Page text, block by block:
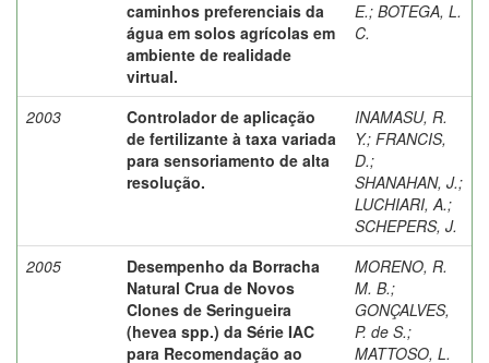
caminhos preferenciais da
água em solos agrícolas em
ambiente de realidade
virtual.
E.; BOTEGA, L.
C.
2003
Controlador de aplicação
de fertilizante à taxa variada
para sensoriamento de alta
resolução.
INAMASU, R.
Y.; FRANCIS,
D.;
SHANAHAN, J.;
LUCHIARI, A.;
SCHEPERS, J.
2005
Desempenho da Borracha
Natural Crua de Novos
Clones de Seringueira
(hevea spp.) da Série IAC
para Recomendação ao
MORENO, R.
M. B.;
GONÇALVES,
P. de S.;
MATTOSO, L.